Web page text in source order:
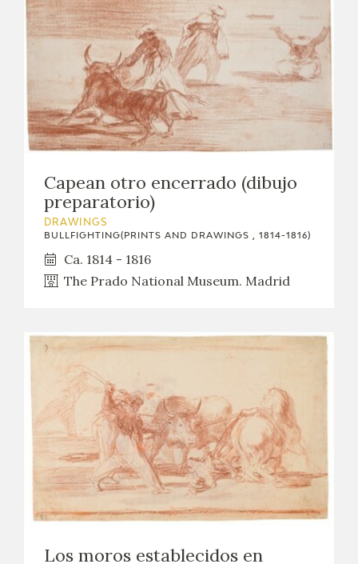
Capean otro encerrado (dibujo
preparatorio)
DRAWINGS
BULLFIGHTING(PRINTS AND DRAWINGS , 1814-1816)
Ca. 1814 - 1816
The Prado National Museum. Madrid
Los moros establecidos en